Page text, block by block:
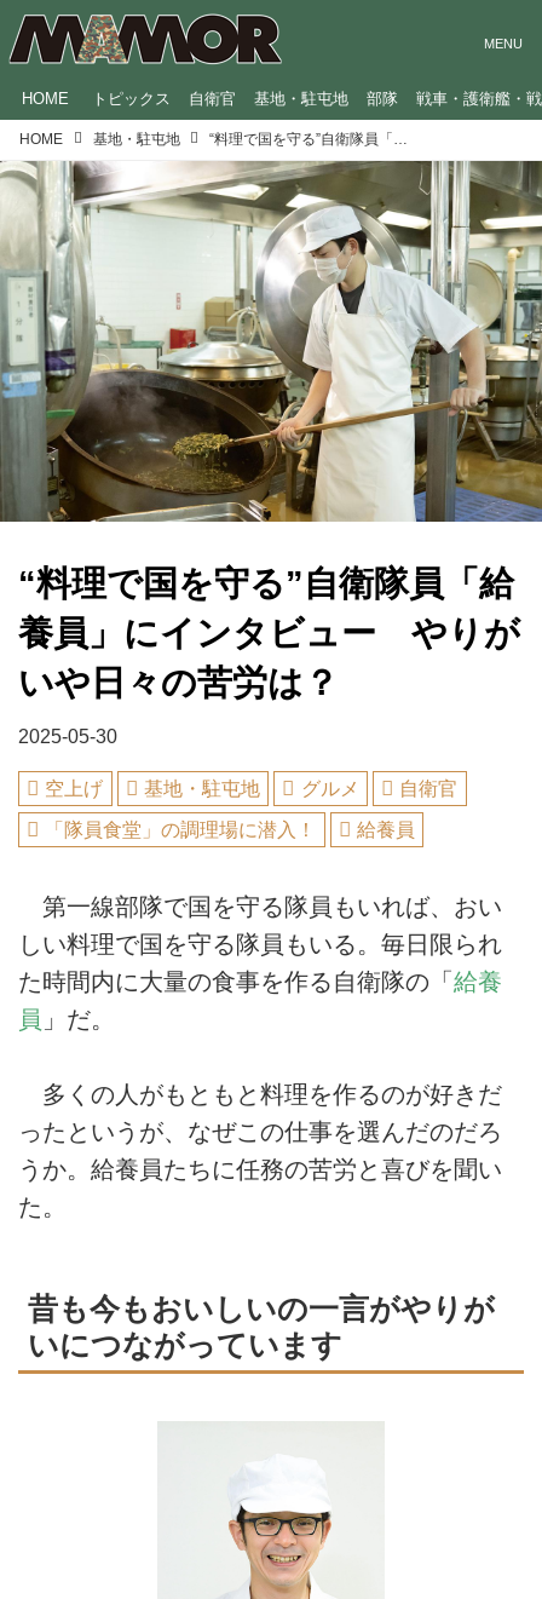
HOME トピックス 自衛官 基地・駐屯地 部隊 戦車・護衛艦・
HOME 基地・駐屯地
“料理で国を守る”自衛隊員「給
養員」にインタビュー やりが
いや日々の苦労は？
2025-05-30
空上げ 基地・駐屯地 グルメ
自衛官
「隊員食堂」の調理場に潜入！
給養員
第一線部隊で国を守る隊員もいれば、おい
しい料理で国を守る隊員もいる。毎日限られ
た時間内に大量の食事を作る自衛隊の「給養
員 」だ。
多くの人がもともと料理を作るのが好きだ
ったというが、なぜこの仕事を選んだのだろ
うか。給養員たちに任務の苦労と喜びを聞い
た。
昔も今もおいしいの一言がやりが
いにつながっています